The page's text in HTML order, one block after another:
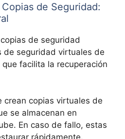
de Seguridad:
de seguridad
de seguridad virtuales de
facilita la recuperación
crean copias virtuales de
se almacenan en
En caso de fallo, estas